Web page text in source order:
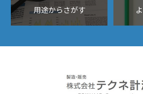
用途からさがす